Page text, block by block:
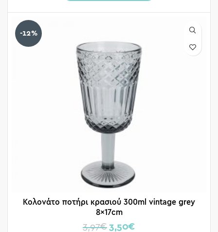
-12%
Κολονάτο ποτήρι κρασιού 300ml vintage grey
8x17cm
3,97€ 3,50€